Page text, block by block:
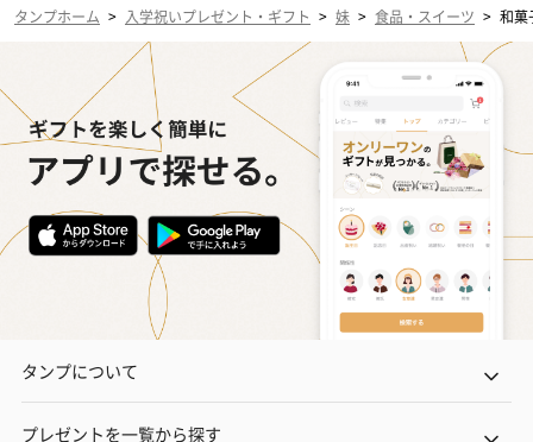
タンプホーム > 入学祝いプレゼント・ギフト > 妹 > 食品・スイーツ > 和菓
タンプについて
プレゼントを一覧から探す